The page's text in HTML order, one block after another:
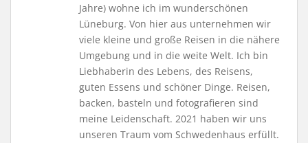
Jahre) wohne ich im wunderschönen
Lüneburg. Von hier aus unternehmen wir
viele kleine und große Reisen in die nähere
Umgebung und in die weite Welt. Ich bin
Liebhaberin des Lebens, des Reisens,
guten Essens und schöner Dinge. Reisen,
backen, basteln und fotografieren sind
meine Leidenschaft. 2021 haben wir uns
unseren Traum vom Schwedenhaus erfüllt.